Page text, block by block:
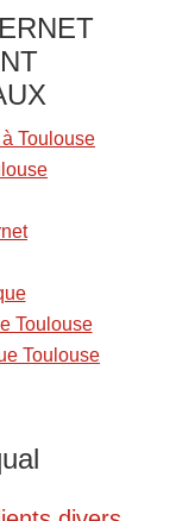
Toulouse
Toulouse
Toulouse